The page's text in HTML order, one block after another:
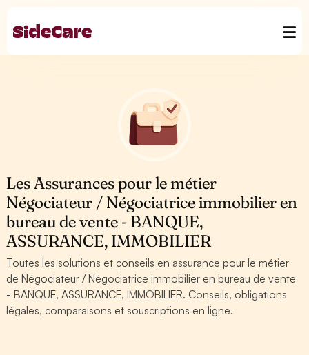
Les Assurances pour le métier
Négociateur / Négociatrice immobilier en
bureau de vente - BANQUE,
ASSURANCE, IMMOBILIER
Toutes les solutions et conseils en assurance pour le métier
de Négociateur / Négociatrice immobilier en bureau de vente
- BANQUE, ASSURANCE, IMMOBILIER. Conseils, obligations
légales, comparaisons et souscriptions en ligne.